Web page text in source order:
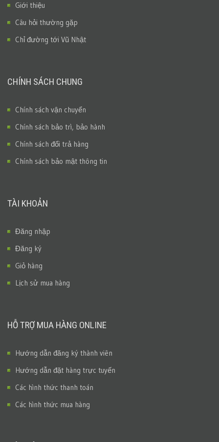
Giới thiệu
Câu hỏi thường gặp
Chỉ đường tới Vũ Nhật
CHÍNH SÁCH CHUNG
Chính sách vận chuyển
Chính sách bảo trì, bảo hành
Chính sách đổi trả hàng
Chính sách bảo mật thông tin
TÀI KHOẢN
Đăng nhập
Đăng ký
Giỏ hàng
Lịch sử mua hàng
HỖ TRỢ MUA HÀNG ONLINE
Hướng dẫn đăng ký thành viên
Hướng dẫn đặt hàng trực tuyến
Các hình thức thanh toán
Các hình thức mua hàng